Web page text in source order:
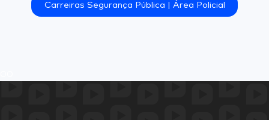
Carreiras Segurança Pública | Área Policial